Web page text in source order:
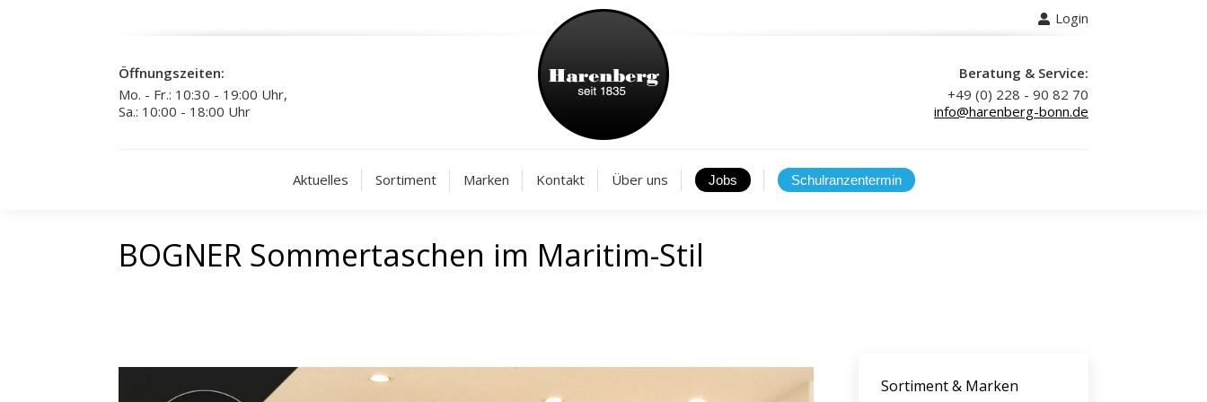
Login
Öffnungszeiten:
Mo. - Fr.: 10:30 - 19:00 Uhr,
Sa.: 10:00 - 18:00 Uhr
Beratung & Service:
+49 (0) 228 - 90 82 70
info@harenberg-bonn.de
Aktuelles Sortiment Marken Kontakt Über uns
BOGNER Sommertaschen im Maritim-Stil
Sortiment & Marken
Sortiment Marken